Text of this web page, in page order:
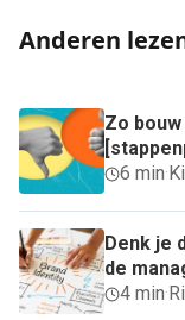
Anderen
Zo
6 min·
Denk je
de
4 min·